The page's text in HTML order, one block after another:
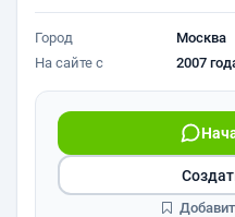
Город
Москва
На сайте с
2007